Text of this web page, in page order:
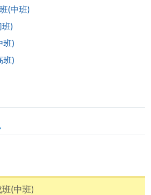
申請表
學院提供24小時網上報名及繳費服
網上申請個別學歷頒授課程和報讀
。除上述支付方式之外，如就
有網上服務，在學學員亦可以「微
(中班)
)
班)
班)
(中班)